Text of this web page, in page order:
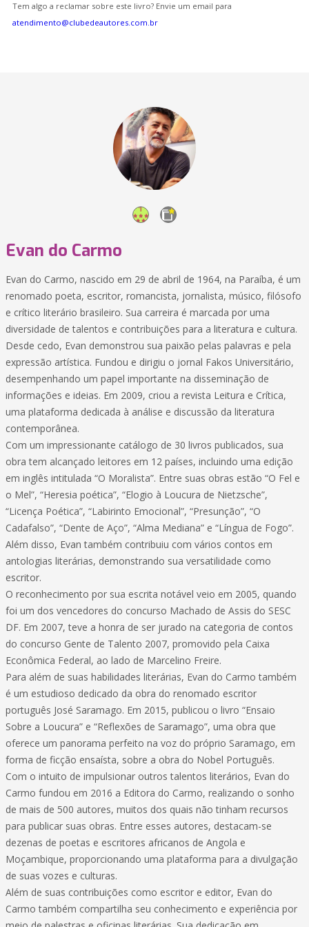
Tem algo a reclamar sobre este livro? Envie um email para
atendimento@clubedeautores.com.br
Evan do Carmo
Evan do Carmo, nascido em 29 de abril de 1964, na Paraíba, é um
renomado poeta, escritor, romancista, jornalista, músico, filósofo
e crítico literário brasileiro. Sua carreira é marcada por uma
diversidade de talentos e contribuições para a literatura e cultura.
Desde cedo, Evan demonstrou sua paixão pelas palavras e pela
expressão artística. Fundou e dirigiu o jornal Fakos Universitário,
desempenhando um papel importante na disseminação de
informações e ideias. Em 2009, criou a revista Leitura e Crítica,
uma plataforma dedicada à análise e discussão da literatura
contemporânea.
Com um impressionante catálogo de 30 livros publicados, sua
obra tem alcançado leitores em 12 países, incluindo uma edição
em inglês intitulada “O Moralista”. Entre suas obras estão “O Fel e
o Mel”, “Heresia poética”, “Elogio à Loucura de Nietzsche”,
“Licença Poética”, “Labirinto Emocional”, “Presunção”, “O
Cadafalso”, “Dente de Aço”, “Alma Mediana” e “Língua de Fogo”.
Além disso, Evan também contribuiu com vários contos em
antologias literárias, demonstrando sua versatilidade como
escritor.
O reconhecimento por sua escrita notável veio em 2005, quando
foi um dos vencedores do concurso Machado de Assis do SESC
DF. Em 2007, teve a honra de ser jurado na categoria de contos
do concurso Gente de Talento 2007, promovido pela Caixa
Econômica Federal, ao lado de Marcelino Freire.
Para além de suas habilidades literárias, Evan do Carmo também
é um estudioso dedicado da obra do renomado escritor
português José Saramago. Em 2015, publicou o livro “Ensaio
Sobre a Loucura” e “Reflexões de Saramago”, uma obra que
oferece um panorama perfeito na voz do próprio Saramago, em
forma de ficção ensaísta, sobre a obra do Nobel Português.
Com o intuito de impulsionar outros talentos literários, Evan do
Carmo fundou em 2016 a Editora do Carmo, realizando o sonho
de mais de 500 autores, muitos dos quais não tinham recursos
para publicar suas obras. Entre esses autores, destacam-se
dezenas de poetas e escritores africanos de Angola e
Moçambique, proporcionando uma plataforma para a divulgação
de suas vozes e culturas.
Além de suas contribuições como escritor e editor, Evan do
Carmo também compartilha seu conhecimento e experiência por